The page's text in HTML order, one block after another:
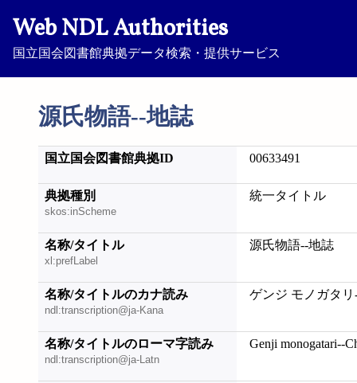
Web NDL Authorities
国立国会図書館典拠データ検索・提供サービス
源氏物語--地誌
国立国会図書館典拠ID 00633491
典拠種別
skos:inScheme
統一タイトル
名称/タイトル
xl:prefLabel
源氏物語--地誌
名称/タイトルのカナ読み
ndl:transcription@ja-Kana
ゲンジ モノガタ
名称/タイトルのローマ字読み
ndl:transcription@ja-Latn
Genji monogatari--